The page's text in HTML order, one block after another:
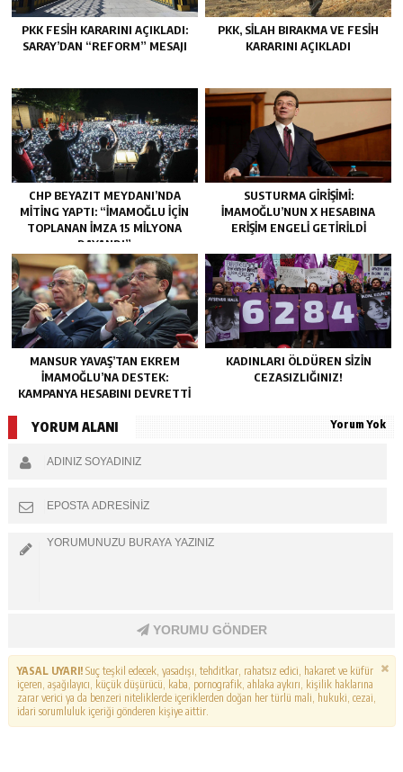
PKK FESIH KARARINI AÇIKLADI:
SARAY’DAN “REFORM” MESAJI
PKK, SILAH BIRAKMA VE FESIH
KARARINI AÇIKLADI
CHP BEYAZIT MEYDANI’NDA
MITING YAPTI: “İMAMOĞLU IÇIN
TOPLANAN IMZA 15 MILYONA
DAYANDI”
SUSTURMA GIRIŞIMI:
İMAMOĞLU’NUN X HESABINA
ERIŞIM ENGELI GETIRILDI
MANSUR YAVAŞ’TAN EKREM
İMAMOĞLU’NA DESTEK:
KAMPANYA HESABINI DEVRETTI
KADINLARI ÖLDÜREN SIZIN
CEZASIZLIĞINIZ!
YORUM ALANI Yorum Yok
YORUMU GÖNDER
YASAL UYARI!Suç teşkil edecek, yasadışı, tehditkar, rahatsız edici, hakaret ve küfür
içeren, aşağılayıcı, küçük düşürücü, kaba, pornografik, ahlaka aykırı, kişilik haklarına
zarar verici ya da benzeri niteliklerde içeriklerden doğan her türlü mali, hukuki, cezai,
idari sorumluluk içeriği gönderen kişiye aittir.